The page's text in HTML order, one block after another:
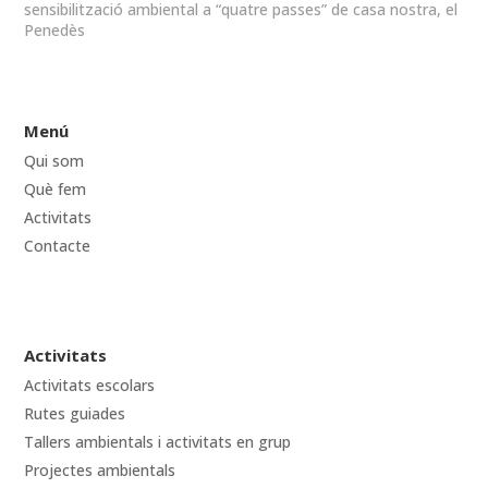
sensibilització ambiental a “quatre passes” de casa nostra, el
Penedès
Menú
Qui som
Què fem
Activitats
Contacte
Activitats
Activitats escolars
Rutes guiades
Tallers ambientals i activitats en grup
Projectes ambientals